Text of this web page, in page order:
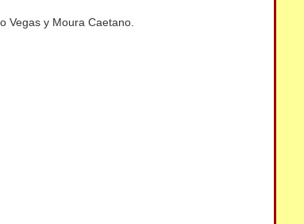
Vegas y Moura Caetano.